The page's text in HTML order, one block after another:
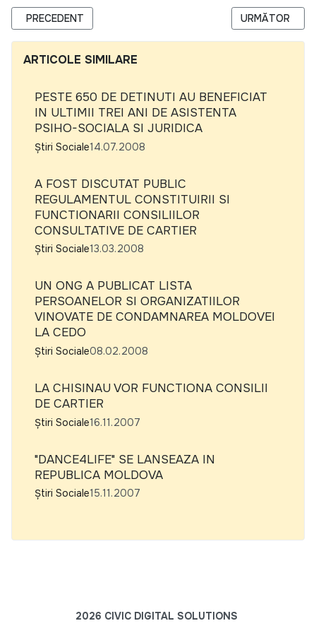
ARTICOL PRECEDENT: TEHNICI DE ADVOCACY SI LOBBY LA
PRECEDENT ARTICOLUL
URMĂTOR
ARTICOLE SIMILARE
PESTE 650 DE DETINUTI AU BENEFICIAT
IN ULTIMII TREI ANI DE ASISTENTA
PSIHO-SOCIALA SI JURIDICA
Știri Sociale14.07.2008
A FOST DISCUTAT PUBLIC
REGULAMENTUL CONSTITUIRII SI
FUNCTIONARII CONSILIILOR
CONSULTATIVE DE CARTIER
Știri Sociale13.03.2008
UN ONG A PUBLICAT LISTA
PERSOANELOR SI ORGANIZATIILOR
VINOVATE DE CONDAMNAREA MOLDOVEI
LA CEDO
Știri Sociale08.02.2008
LA CHISINAU VOR FUNCTIONA CONSILII
DE CARTIER
Știri Sociale16.11.2007
"DANCE4LIFE" SE LANSEAZA IN
REPUBLICA MOLDOVA
Știri Sociale15.11.2007
2026 CIVIC DIGITAL SOLUTIONS